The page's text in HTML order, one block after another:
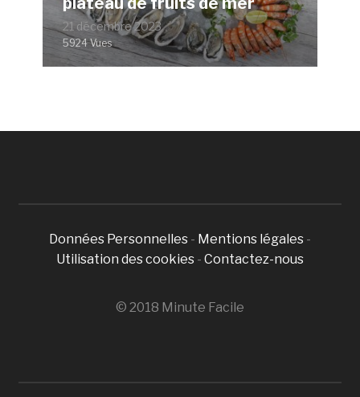
21 décembre 2023
5924 Vues
Données Personnelles - Mentions légales -
Utilisation des cookies - Contactez-nous
© 2018 Minute Facile